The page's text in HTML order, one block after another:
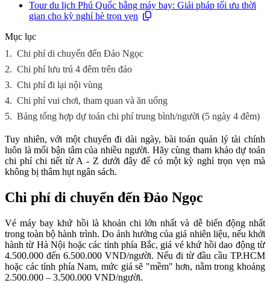
Tour du lịch Phú Quốc bằng máy bay: Giải pháp tối ưu thời
gian cho kỳ nghỉ hè trọn vẹn
Mục lục
1. Chi phí di chuyển đến Đảo Ngọc
2. Chi phí lưu trú 4 đêm trên đảo
3. Chi phí đi lại nội vùng
4. Chi phí vui chơi, tham quan và ăn uống
5. Bảng tổng hợp dự toán chi phí trung bình/người (5 ngày 4 đêm)
Tuy nhiên, với một chuyến đi dài ngày, bài toán quản lý tài chính
luôn là mối bận tâm của nhiều người. Hãy cùng tham khảo dự toán
chi phí chi tiết từ A - Z dưới đây để có một kỳ nghỉ trọn vẹn mà
không bị thâm hụt ngân sách.
Chi phí di chuyển đến Đảo Ngọc
Vé máy bay khứ hồi là khoản chi lớn nhất và dễ biến động nhất
trong toàn bộ hành trình. Do ảnh hưởng của giá nhiên liệu, nếu khởi
hành từ Hà Nội hoặc các tỉnh phía Bắc, giá vé khứ hồi dao động từ
4.500.000 đến 6.500.000 VND/người. Nếu đi từ đầu cầu TP.HCM
hoặc các tỉnh phía Nam, mức giá sẽ "mềm" hơn, nằm trong khoảng
2.500.000 – 3.500.000 VND/người.